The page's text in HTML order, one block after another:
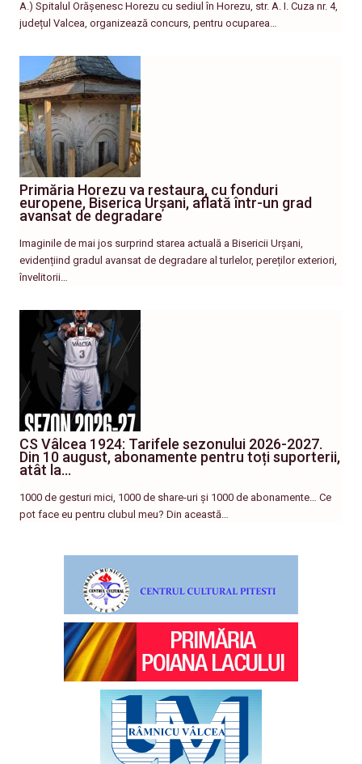
A.) Spitalul Orășenesc Horezu cu sediul în Horezu, str. A. I. Cuza nr. 4,
județul Valcea, organizează concurs, pentru ocuparea…
Primăria Horezu va restaura, cu fonduri
europene, Biserica Urșani, aflată într-un grad
avansat de degradare
Imaginile de mai jos surprind starea actuală a Bisericii Urșani,
evidențiind gradul avansat de degradare al turlelor, pereților exteriori,
învelitorii…
CS Vâlcea 1924: Tarifele sezonului 2026-2027.
Din 10 august, abonamente pentru toți suporterii,
atât la…
1000 de gesturi mici, 1000 de share-uri și 1000 de abonamente… Ce
pot face eu pentru clubul meu? Din această…